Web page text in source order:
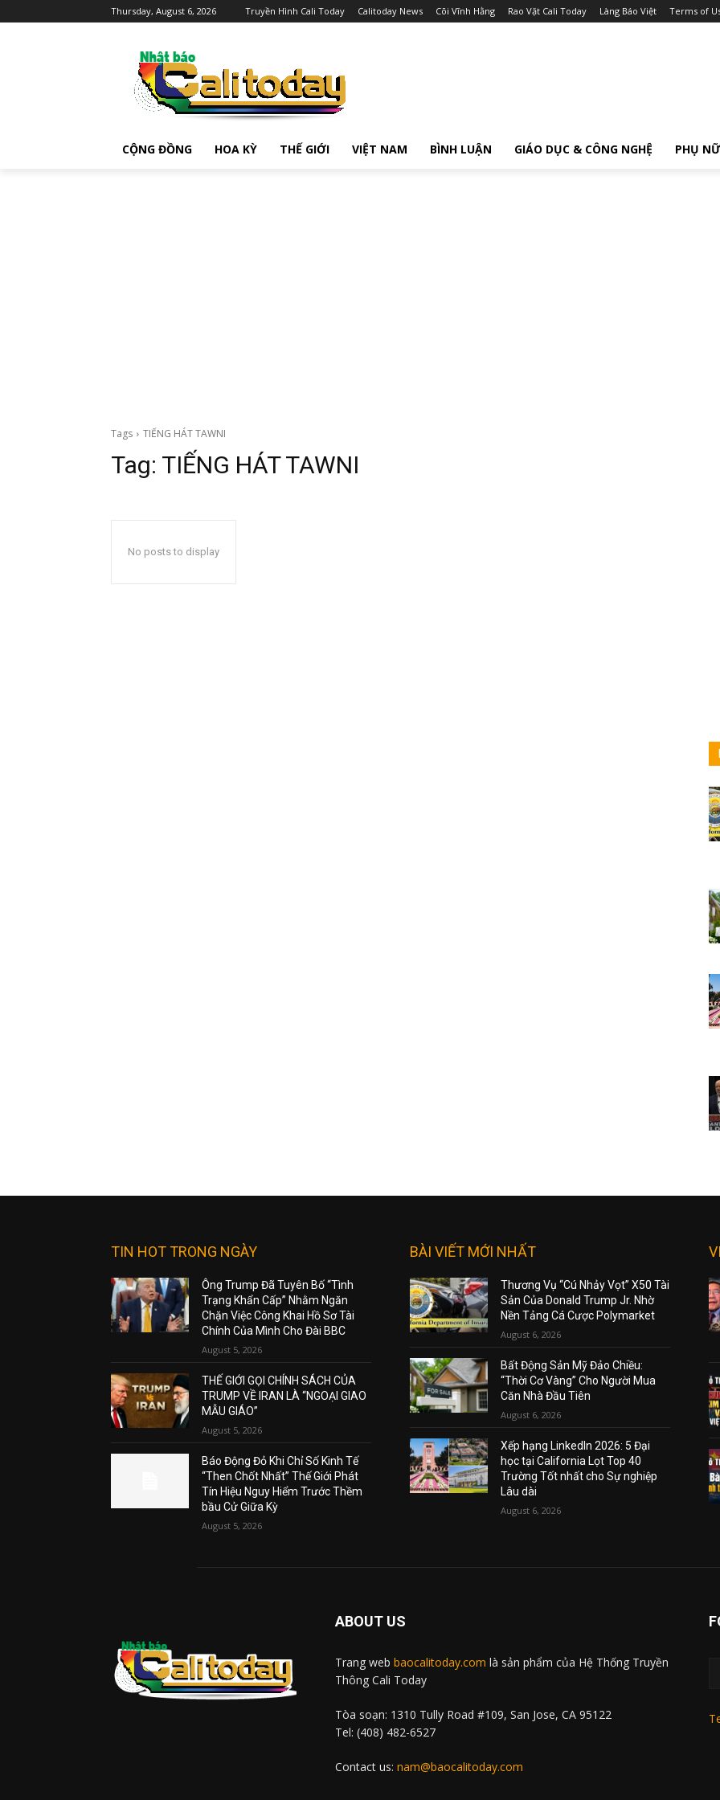
Thursday, August 6, 2026 Truyền Hình Cali Today Calitoday News Cõi Vĩnh Hằng Rao Vặt Cali Today Làng Báo Việt Terms of
CỘNG ĐỒNG HOA KỲ THẾ GIỚI VIỆT NAM BÌNH LUẬN GIÁO DỤC & CÔNG NGHỆ PHỤ NỮ
Tags TIẾNG HÁT TAWNI
Tag: TIẾNG HÁT TAWNI
No posts to display
TIN HOT TRONG NGÀY
Ông Trump Đã Tuyên Bố “Tình
Trạng Khẩn Cấp” Nhằm Ngăn
Chặn Việc Công Khai Hồ Sơ Tài
Chính Của Mình Cho Đài BBC
August 5, 2026
THẾ GIỚI GỌI CHÍNH SÁCH CỦA
TRUMP VỀ IRAN LÀ “NGOẠI GIAO
MẪU GIÁO”
August 5, 2026
Báo Động Đỏ Khi Chỉ Số Kinh Tế
“Then Chốt Nhất” Thế Giới Phát
Tín Hiệu Nguy Hiểm Trước Thềm
bầu Cử Giữa Kỳ
August 5, 2026
BÀI VIẾT MỚI NHẤT
Thương Vụ “Cú Nhảy Vọt” X50 Tài
Sản Của Donald Trump Jr. Nhờ
Nền Tảng Cá Cược Polymarket
August 6, 2026
Bất Động Sản Mỹ Đảo Chiều:
“Thời Cơ Vàng” Cho Người Mua
Căn Nhà Đầu Tiên
August 6, 2026
Xếp hạng LinkedIn 2026: 5 Đại
học tại California Lọt Top 40
Trường Tốt nhất cho Sự nghiệp
Lâu dài
August 6, 2026
ABOUT US
Trang web baocalitoday.com là sản phẩm của Hệ Thống Truyền
Thông Cali Today
Tòa soạn: 1310 Tully Road #109, San Jose, CA 95122
Tel: (408) 482-6527
Contact us: nam@baocalitoday.com